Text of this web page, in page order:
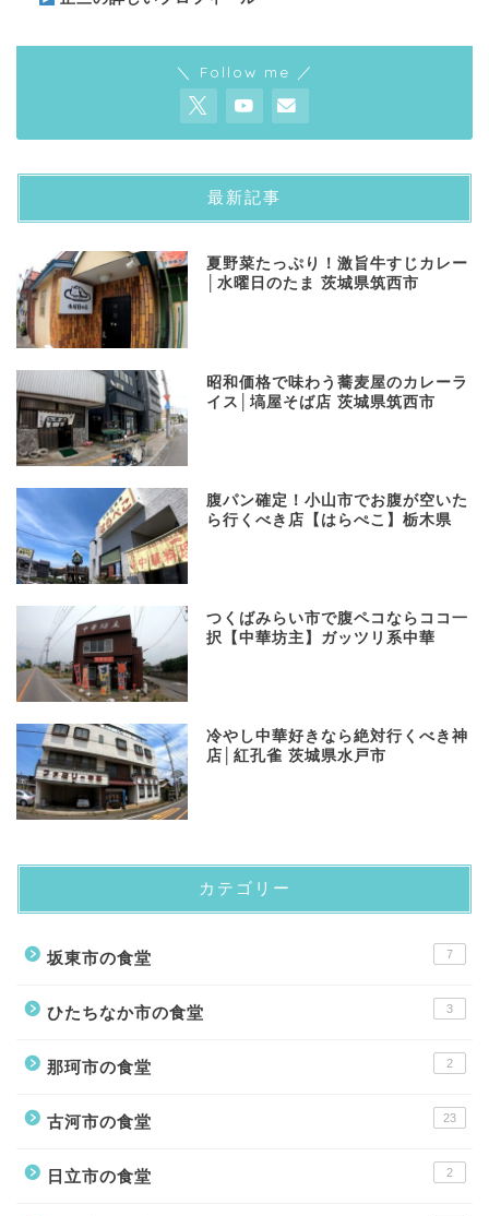
＼ Follow me ／
最新記事
夏野菜たっぷり！激旨牛すじカレー
│水曜日のたま 茨城県筑西市
昭和価格で味わう蕎麦屋のカレーラ
イス│塙屋そば店 茨城県筑西市
​腹パン確定！小山市でお腹が空いた
ら行くべき店【はらぺこ】栃木県
つくばみらい市で腹ペコならココ一
択【中華坊主】ガッツリ系中華
冷やし中華好きなら絶対行くべき神
店│紅孔雀 茨城県水戸市
カテゴリー
坂東市の食堂 7
ひたちなか市の食堂 3
那珂市の食堂 2
古河市の食堂 23
日立市の食堂 2